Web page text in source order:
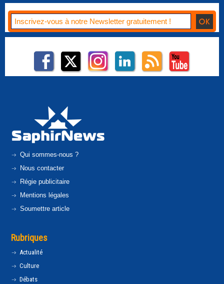
Qui sommes-nous ?
Nous contacter
Régie publicitaire
Mentions légales
Soumettre article
Rubriques
Actualité
Culture
Débats